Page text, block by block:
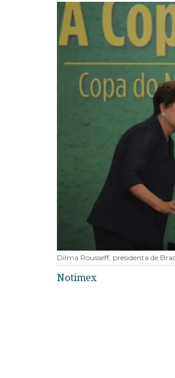
Dilma Rousseff, presidenta de
Notimex